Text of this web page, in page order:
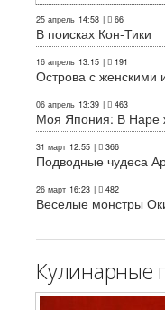
25 апрель 14:58 | 66
В поисках Кон-Тики
16 апрель 13:15 | 191
Острова с женскими
06 апрель 13:39 | 463
Моя Япония: В Наре
31 март 12:55 | 366
Подводные чудеса
26 март 16:23 | 482
Веселые монстры
Кулинарные